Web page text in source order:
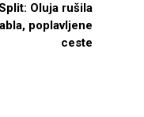
Oluja rušila
poplavljene
ceste